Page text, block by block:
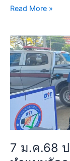
Read More »
7 ม.ค.68
7
ม.ค.68
ประชาสัมพันธ์
ประชาชน
ร่วม
ทำ
แบบ
วัด
การ